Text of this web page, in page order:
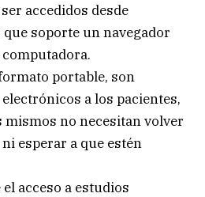
accedidos desde
soporte un navegador
computadora.
portable, son
a los pacientes,
mismos no necesitan volver
esperar a que estén
acceso a estudios